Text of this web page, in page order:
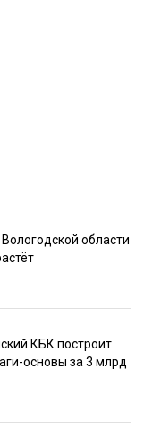
области
КБК построит
основы за 3 млрд